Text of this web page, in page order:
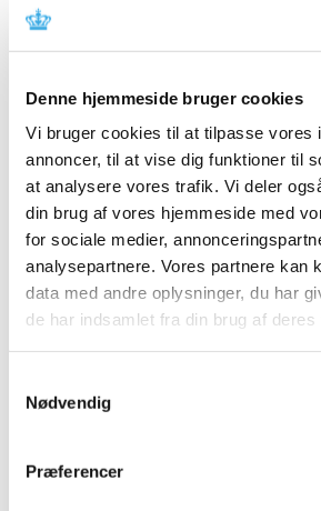
Denne hjemmeside bruger cookies
Vi bruger cookies til at tilpasse vores
annoncer, til at vise dig funktioner til
at analysere vores trafik. Vi deler
din brug af vores hjemmeside med
for sociale medier,
analysepartnere. Vores partnere kan
data med andre oplysninger, du har
de har indsamlet fra din brug af deres
Nødvendig
Præferencer
2021 (516)
2020 (263)
2018 (150)
2017 (167)
2016 (167)
2015 (33)
2014 (44)
december (3)
november (3)
oktober (1)
september (7)
juli (2)
maj (2)